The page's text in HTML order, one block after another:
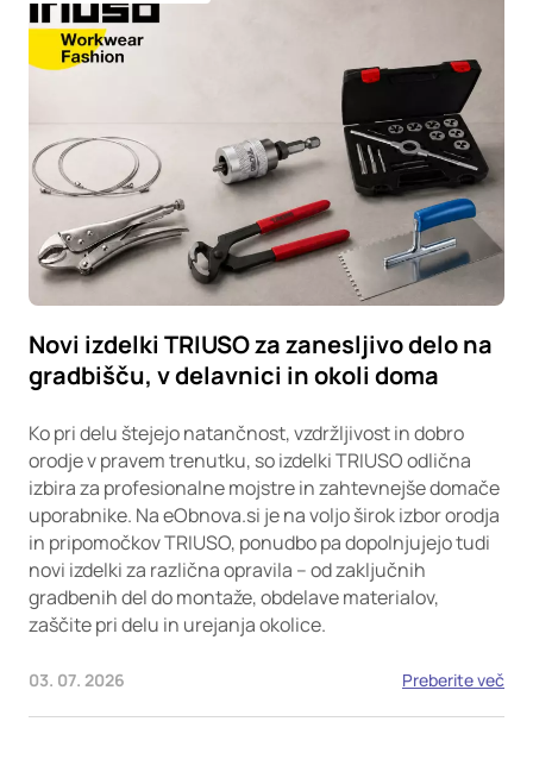
Novi izdelki TRIUSO za zanesljivo delo na
gradbišču, v delavnici in okoli doma
Ko pri delu štejejo natančnost, vzdržljivost in dobro
orodje v pravem trenutku, so izdelki TRIUSO odlična
izbira za profesionalne mojstre in zahtevnejše domače
uporabnike. Na eObnova.si je na voljo širok izbor orodja
in pripomočkov TRIUSO, ponudbo pa dopolnjujejo tudi
novi izdelki za različna opravila – od zaključnih
gradbenih del do montaže, obdelave materialov,
zaščite pri delu in urejanja okolice.
03. 07. 2026 Preberite več